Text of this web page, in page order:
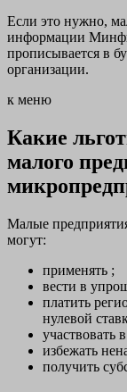
Если это нужно,
информации
прописывается в
организации.
к меню
Какие
малого
Малые
могут:
применять ;
вести в
платить
нулевой
участвовать
избежать
получить